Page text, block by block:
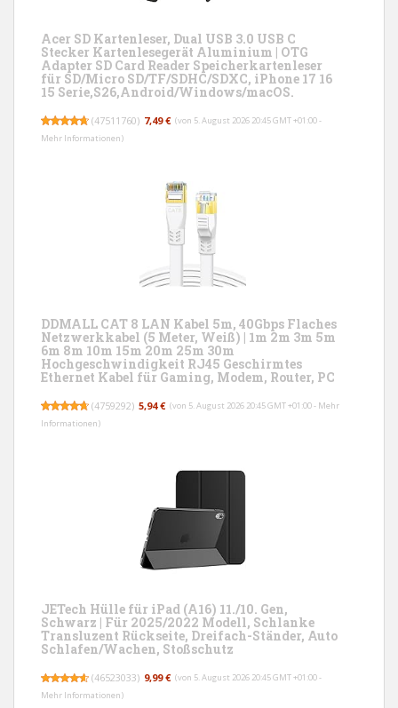
Acer SD Kartenleser, Dual USB 3.0 USB C
Stecker Kartenlesegerät Aluminium | OTG
Adapter SD Card Reader Speicherkartenleser
für SD/Micro SD/TF/SDHC/SDXC, iPhone 17 16
15 Serie,S26,Android/Windows/macOS.
(47511760) 7,49 € (von 5. August 2026 20:45 GMT +01:00 -
Mehr Informationen)
DDMALL CAT 8 LAN Kabel 5m, 40Gbps Flaches
Netzwerkkabel (5 Meter, Weiß) | 1m 2m 3m 5m
6m 8m 10m 15m 20m 25m 30m
Hochgeschwindigkeit RJ45 Geschirmtes
Ethernet Kabel für Gaming, Modem, Router, PC
(4759292) 5,94 € (von 5. August 2026 20:45 GMT +01:00 - Mehr
Informationen)
JETech Hülle für iPad (A16) 11./10. Gen,
Schwarz | Für 2025/2022 Modell, Schlanke
Transluzent Rückseite, Dreifach-Ständer, Auto
Schlafen/Wachen, Stoßschutz
(46523033) 9,99 € (von 5. August 2026 20:45 GMT +01:00 -
Mehr Informationen)